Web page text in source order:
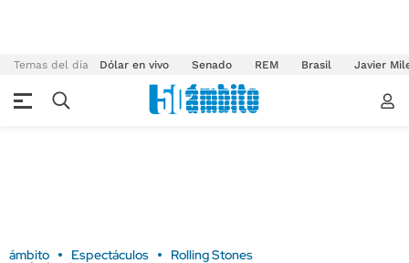
Temas del día Dólar en vivo Senado REM Brasil Javier
ámbito Espectáculos Rolling Stones